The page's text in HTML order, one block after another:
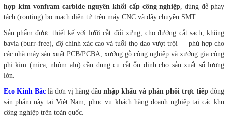
hợp kim vonfram carbide nguyên khối cấp công nghiệp, dùng để phay
tách (routing) bo mạch điện tử trên máy CNC và dây chuyền SMT.
Sản phẩm được thiết kế với lưỡi cắt đối xứng, cho đường cắt sạch, không
bavia (burr-free), độ chính xác cao và tuổi thọ dao vượt trội — phù hợp cho
các nhà máy sản xuất PCB/PCBA, xưởng gỗ công nghiệp và xưởng gia công
phi kim (mica, nhôm alu) cần dụng cụ cắt ổn định cho sản xuất số lượng
lớn.
Eco Kinh Bắc là đơn vị hàng đầu nhập khẩu và phân phối trực tiếp dòng
sản phẩm này tại Việt Nam, phục vụ khách hàng doanh nghiệp tại các khu
công nghiệp trên toàn quốc.